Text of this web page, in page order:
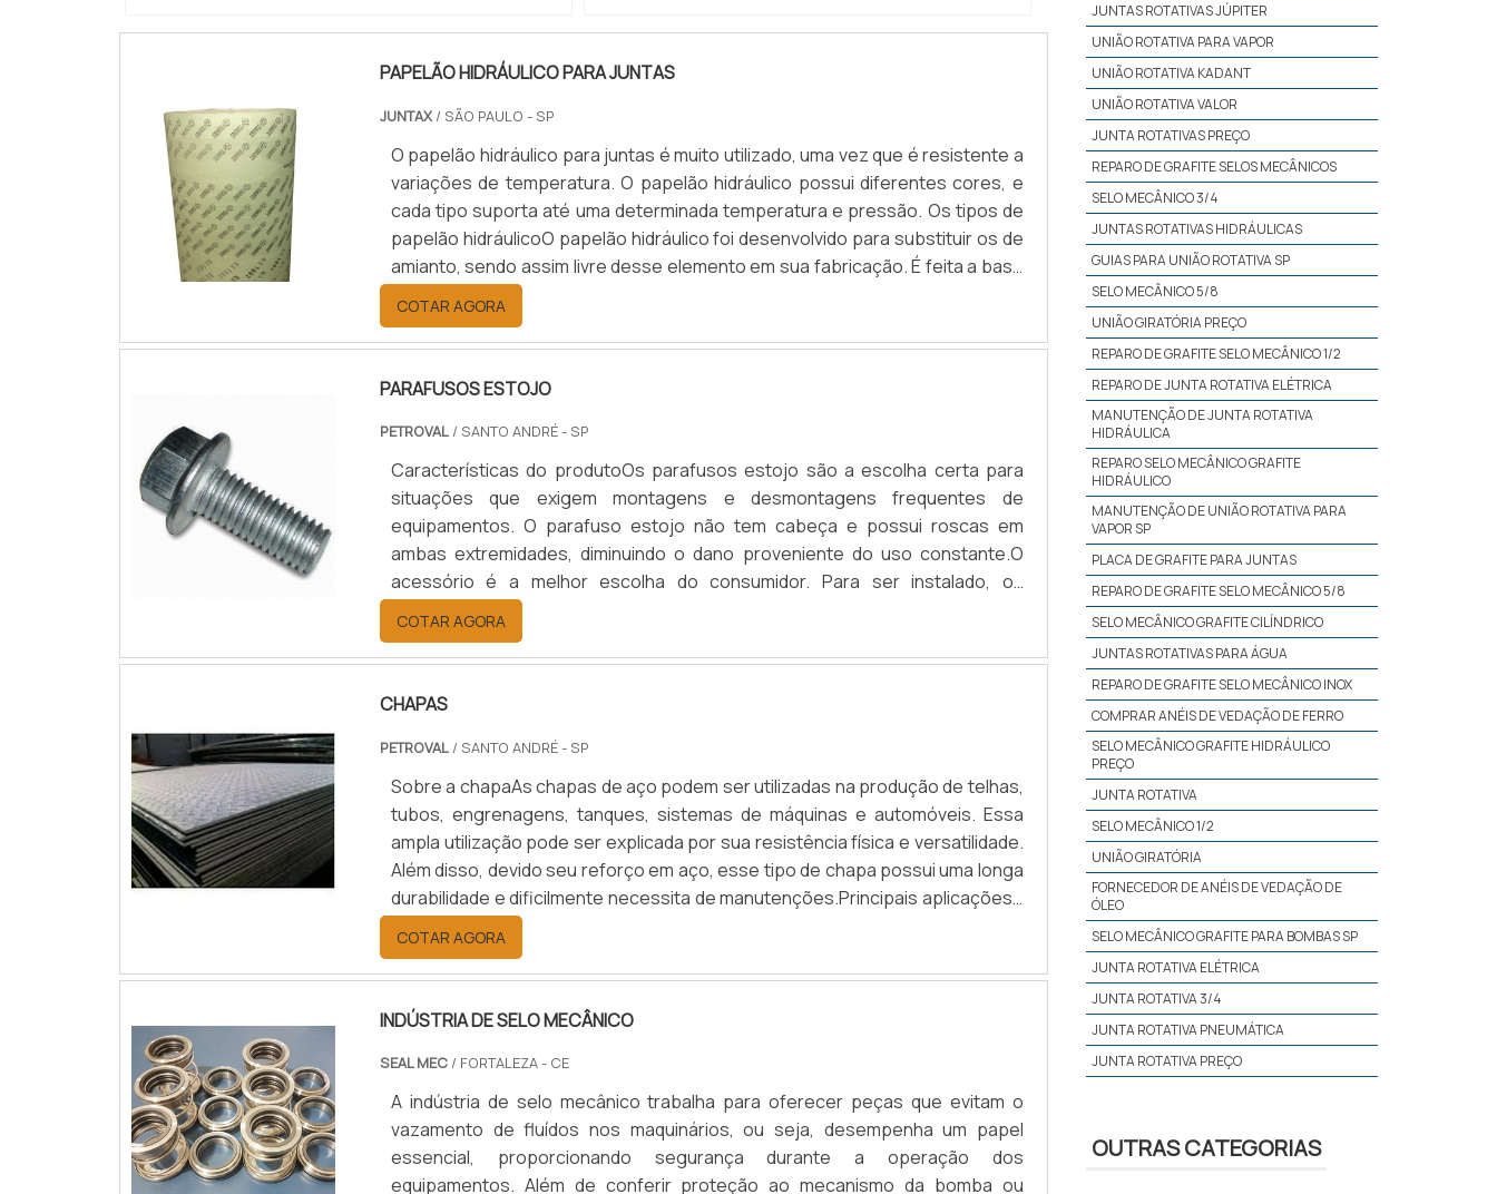
PAPELÃO HIDRÁULICO PARA JUNTAS
JUNTAX/ SÃO PAULO - SP
O papelão hidráulico para juntas é muito utilizado, uma vez que é resistente a
variações de temperatura. O papelão hidráulico possui diferentes cores, e
cada tipo suporta até uma determinada temperatura e pressão. Os tipos de
papelão hidráulicoO papelão hidráulico foi desenvolvido para substituir os de
amianto, sendo assim livre desse elemento em sua fabricação. É feita a base
de diferentes fibras de acordo com cada cor, cargas reforçadas e outros
materiais estáveis para aguentar altas temperatu.
COTAR AGORA
PARAFUSOS ESTOJO
PETROVAL/ SANTO ANDRÉ - SP
Características do produtoOs parafusos estojo são a escolha certa para
situações que exigem montagens e desmontagens frequentes de
equipamentos. O parafuso estojo não tem cabeça e possui roscas em
ambas extremidades, diminuindo o dano proveniente do uso constante.O
acessório é a melhor escolha do consumidor. Para ser instalado, os
parafusos estojo precisam de uma ferramenta especial para aplicação do
mesmo, que age no sentido horário e anti-horário.Principais vantagens Fácil
acesso pra montagem;.
COTAR AGORA
CHAPAS
PETROVAL/ SANTO ANDRÉ - SP
Sobre a chapaAs chapas de aço podem ser utilizadas na produção de telhas,
tubos, engrenagens, tanques, sistemas de máquinas e automóveis. Essa
ampla utilização pode ser explicada por sua resistência física e versatilidade.
Além disso, devido seu reforço em aço, esse tipo de chapa possui uma longa
durabilidade e dificilmente necessita de manutenções.Principais aplicaçõesA
chapa de aço é um produto que pode ser empregado em diversas aplicações
de segmentos variados. Como exemplo, pode-se citar a i.
COTAR AGORA
INDÚSTRIA DE SELO MECÂNICO
SEAL MEC/ FORTALEZA - CE
A indústria de selo mecânico trabalha para oferecer peças que evitam o
vazamento de fluídos nos maquinários, ou seja, desempenha um papel
essencial, proporcionando segurança durante a operação dos
equipamentos. Além de conferir proteção ao mecanismo da bomba ou
JUNTAS ROTATIVAS JÚPITER
UNIÃO ROTATIVA PARA VAPOR
UNIÃO ROTATIVA KADANT
UNIÃO ROTATIVA VALOR
JUNTA ROTATIVAS PREÇO
REPARO DE GRAFITE SELOS MECÂNICOS
SELO MECÂNICO 3/4
JUNTAS ROTATIVAS HIDRÁULICAS
GUIAS PARA UNIÃO ROTATIVA SP
SELO MECÂNICO 5/8
UNIÃO GIRATÓRIA PREÇO
REPARO DE GRAFITE SELO MECÂNICO 1/2
REPARO DE JUNTA ROTATIVA ELÉTRICA
MANUTENÇÃO DE JUNTA ROTATIVA
HIDRÁULICA
REPARO SELO MECÂNICO GRAFITE
HIDRÁULICO
MANUTENÇÃO DE UNIÃO ROTATIVA PARA
VAPOR SP
PLACA DE GRAFITE PARA JUNTAS
REPARO DE GRAFITE SELO MECÂNICO 5/8
SELO MECÂNICO GRAFITE CILÍNDRICO
JUNTAS ROTATIVAS PARA ÁGUA
REPARO DE GRAFITE SELO MECÂNICO INOX
COMPRAR ANÉIS DE VEDAÇÃO DE FERRO
SELO MECÂNICO GRAFITE HIDRÁULICO
PREÇO
JUNTA ROTATIVA
SELO MECÂNICO 1/2
UNIÃO GIRATÓRIA
FORNECEDOR DE ANÉIS DE VEDAÇÃO DE
ÓLEO
SELO MECÂNICO GRAFITE PARA BOMBAS SP
JUNTA ROTATIVA ELÉTRICA
JUNTA ROTATIVA 3/4
JUNTA ROTATIVA PNEUMÁTICA
JUNTA ROTATIVA PREÇO
MANUTENÇÃO DE UNIÃO GIRATÓRIA
OUTRAS CATEGORIAS